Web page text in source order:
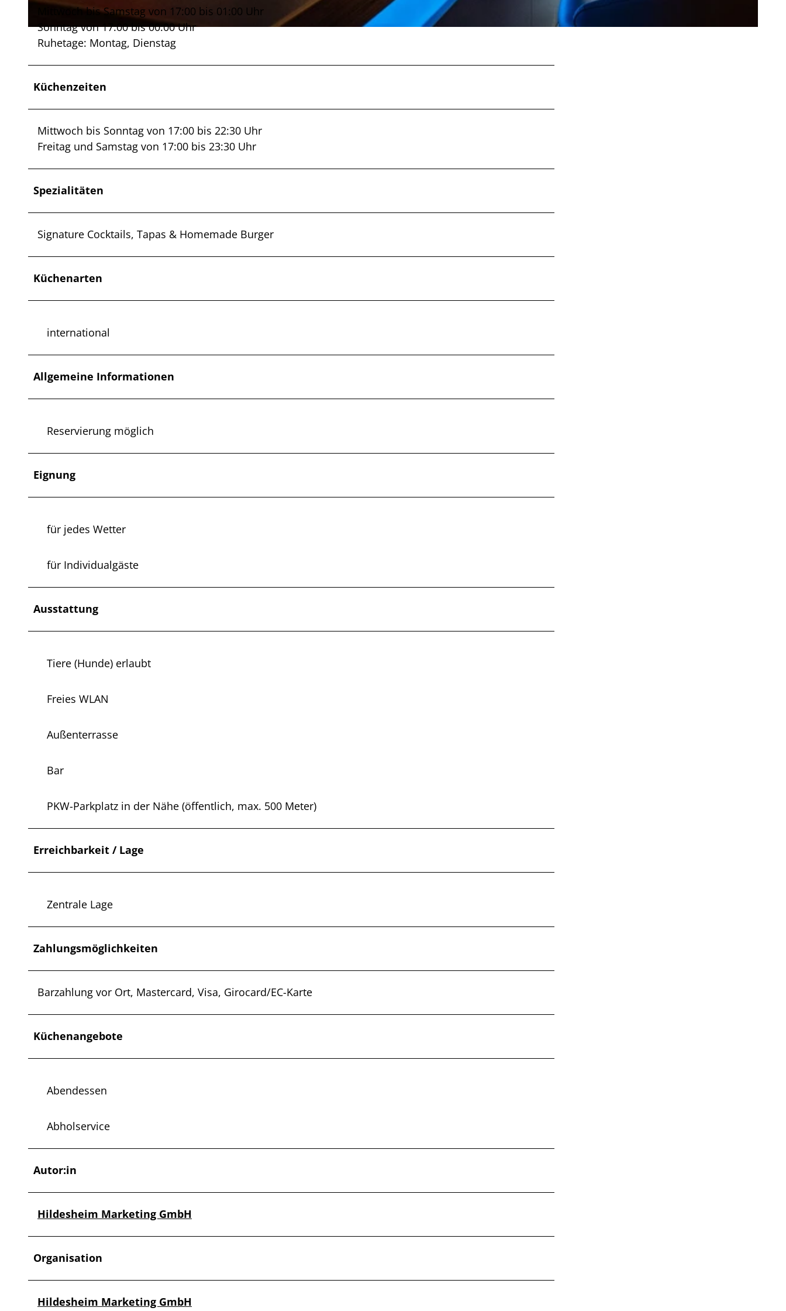
© sorgenfrei-Bar |CC-BY
Mittwoch bis Samstag von 17:00 bis 01:00 Uhr
Sonntag von 17:00 bis 00:00 Uhr
Ruhetage: Montag, Dienstag
Küchenzeiten
Mittwoch bis Sonntag von 17:00 bis 22:30 Uhr
Freitag und Samstag von 17:00 bis 23:30 Uhr
Spezialitäten
Signature Cocktails, Tapas & Homemade Burger
Küchenarten
international
Allgemeine Informationen
Reservierung möglich
Eignung
für jedes Wetter
für Individualgäste
Ausstattung
Tiere (Hunde) erlaubt
Freies WLAN
Außenterrasse
Bar
PKW-Parkplatz in der Nähe (öffentlich, max. 500 Meter)
Erreichbarkeit / Lage
Zentrale Lage
Zahlungsmöglichkeiten
Barzahlung vor Ort, Mastercard, Visa, Girocard/EC-Karte
Küchenangebote
Abendessen
Abholservice
Autor:in
Hildesheim Marketing GmbH
Organisation
Hildesheim Marketing GmbH